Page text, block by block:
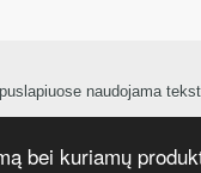
bei kuriamų
naudojama